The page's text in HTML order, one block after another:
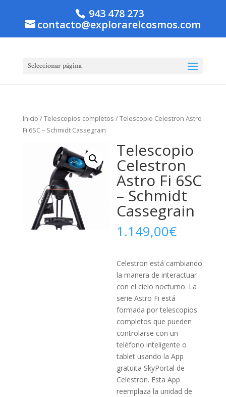
943 478 273
contacto@explorarelcosmos.com
Seleccionar página
Inicio /Telescopios completos / Telescopio Celestron Astro
Fi 6SC – Schmidt Cassegrain
Telescopio
Celestron
Astro Fi 6SC
– Schmidt
Cassegrain
1.149,00€
Celestron está cambiando
la manera de interactuar
con el cielo nocturno. La
serie Astro Fi está
formada por telescopios
completos que pueden
controlarse con un
teléfono inteligente o
tablet usando la App
gratuita SkyPortal de
Celestron. Esta App
reemplaza la unidad de